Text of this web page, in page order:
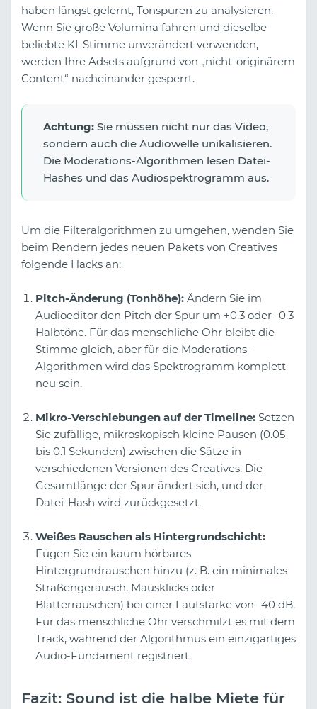
haben längst gelernt, Tonspuren zu analysieren.
Wenn Sie große Volumina fahren und dieselbe
beliebte KI-Stimme unverändert verwenden,
werden Ihre Adsets aufgrund von „nicht-originärem
Content“ nacheinander gesperrt.
Achtung: Sie müssen nicht nur das Video,
sondern auch die Audiowelle unikalisieren.
Die Moderations-Algorithmen lesen Datei-
Hashes und das Audiospektrogramm aus.
Um die Filteralgorithmen zu umgehen, wenden Sie
beim Rendern jedes neuen Pakets von Creatives
folgende Hacks an:
Pitch-Änderung (Tonhöhe): Ändern Sie im
Audioeditor den Pitch der Spur um +0.3 oder -0.3
Halbtöne. Für das menschliche Ohr bleibt die
Stimme gleich, aber für die Moderations-
Algorithmen wird das Spektrogramm komplett
neu sein.
Mikro-Verschiebungen auf der Timeline: Setzen
Sie zufällige, mikroskopisch kleine Pausen (0.05
bis 0.1 Sekunden) zwischen die Sätze in
verschiedenen Versionen des Creatives. Die
Gesamtlänge der Spur ändert sich, und der
Datei-Hash wird zurückgesetzt.
Weißes Rauschen als Hintergrundschicht:
Fügen Sie ein kaum hörbares
Hintergrundrauschen hinzu (z. B. ein minimales
Straßengeräusch, Mausklicks oder
Blätterrauschen) bei einer Lautstärke von -40 dB.
Für das menschliche Ohr verschmilzt es mit dem
Track, während der Algorithmus ein einzigartiges
Audio-Fundament registriert.
Fazit: Sound ist die halbe Miete für